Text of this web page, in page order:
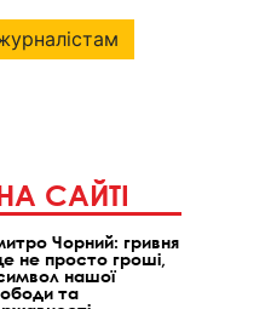
САЙТІ
Чорний: гривня
не просто гроші,
нашої
та